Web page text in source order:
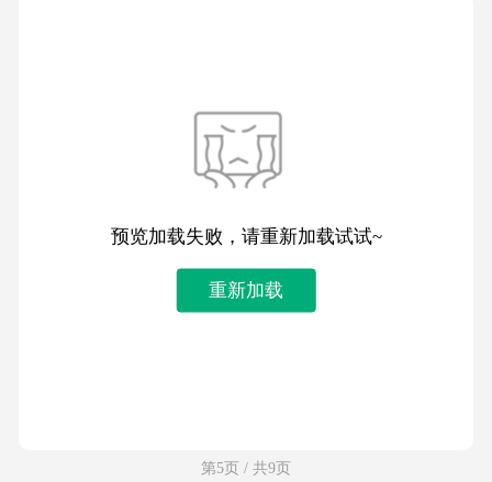
预览加载失败，请重新加载试试~
重新加载
第5页 / 共9页